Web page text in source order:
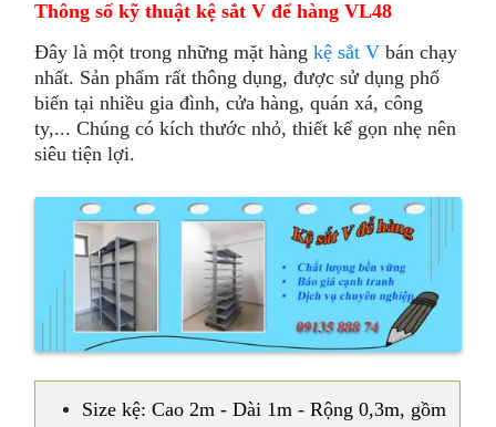
Thông số kỹ thuật kệ sắt V để hàng VL48
Đây là một trong những mặt hàngkệ sắt V bán chạy
nhất. Sản phẩm rất thông dụng, được sử dụng phổ
biến tại nhiều gia đình, cửa hàng, quán xá, công
ty,... Chúng có kích thước nhỏ, thiết kế gọn nhẹ nên
siêu tiện lợi.
Size kệ: Cao 2m - Dài 1m - Rộng 0,3m, gồm